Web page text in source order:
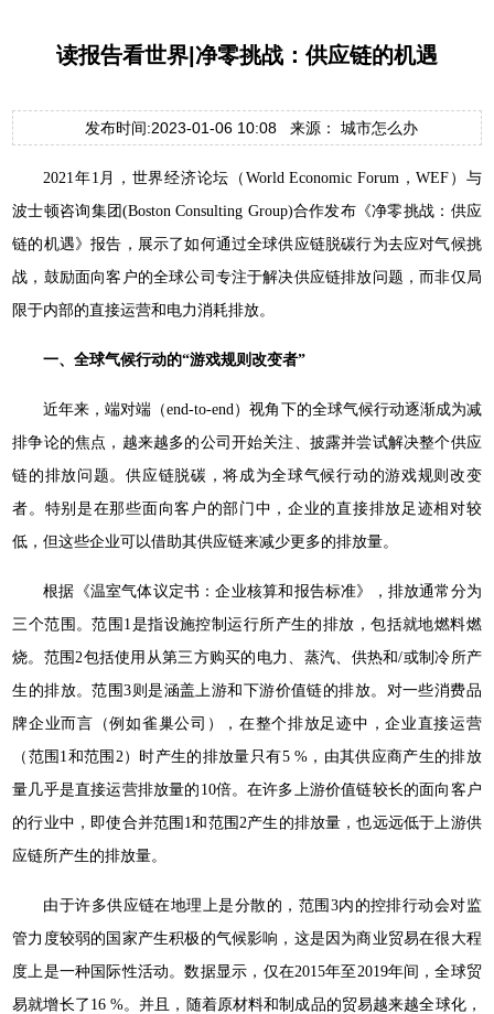
读报告看世界|净零挑战：供应链的机遇
发布时间:2023-01-06 10:08 来源： 城市怎么办
2021年1月，世界经济论坛（World Economic Forum，WEF）与
波士顿咨询集团(Boston Consulting Group)合作发布《净零挑战：供应
链的机遇》报告，展示了如何通过全球供应链脱碳行为去应对气候挑
战，鼓励面向客户的全球公司专注于解决供应链排放问题，而非仅局
限于内部的直接运营和电力消耗排放。
一、全球气候行动的“游戏规则改变者”
近年来，端对端（end-to-end）视角下的全球气候行动逐渐成为减
排争论的焦点，越来越多的公司开始关注、披露并尝试解决整个供应
链的排放问题。供应链脱碳，将成为全球气候行动的游戏规则改变
者。特别是在那些面向客户的部门中，企业的直接排放足迹相对较
低，但这些企业可以借助其供应链来减少更多的排放量。
根据《温室气体议定书：企业核算和报告标准》，排放通常分为
三个范围。范围1是指设施控制运行所产生的排放，包括就地燃料燃
烧。范围2包括使用从第三方购买的电力、蒸汽、供热和/或制冷所产
生的排放。范围3则是涵盖上游和下游价值链的排放。对一些消费品
牌企业而言（例如雀巢公司），在整个排放足迹中，企业直接运营
（范围1和范围2）时产生的排放量只有5 %，由其供应商产生的排放
量几乎是直接运营排放量的10倍。在许多上游价值链较长的面向客户
的行业中，即使合并范围1和范围2产生的排放量，也远远低于上游供
应链所产生的排放量。
由于许多供应链在地理上是分散的，范围3内的控排行动会对监
管力度较弱的国家产生积极的气候影响，这是因为商业贸易在很大程
度上是一种国际性活动。数据显示，仅在2015年至2019年间，全球贸
易就增长了16 %。并且，随着原材料和制成品的贸易越来越全球化，